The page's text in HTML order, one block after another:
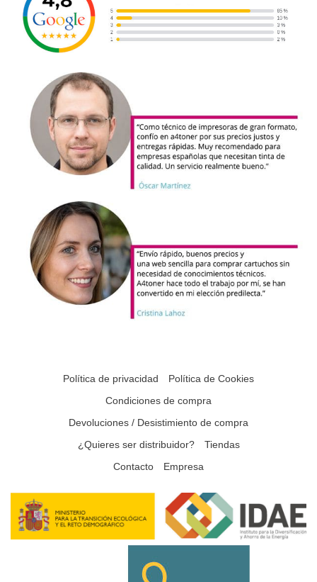
Política de privacidad
Política de Cookies
Condiciones de compra
Devoluciones / Desistimiento de compra
¿Quieres ser distribuidor?
Tiendas
Contacto
Empresa